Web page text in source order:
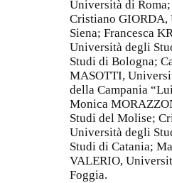
Università di
Cristiano
Siena; Francesca
Università degli
Studi di Bologna;
MASOTTI,
della Campania
Monica
Studi del Molise;
Università degli
Studi di Catania;
VALERIO,
Foggia.